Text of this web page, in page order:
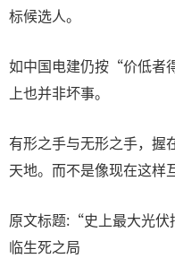
标候选人。
如中国电建仍按“价低者
上也并非坏事。
有形之手与无形之手，握
天地。而不是像现在这样
原文标题:“史上最大光
临生死之局